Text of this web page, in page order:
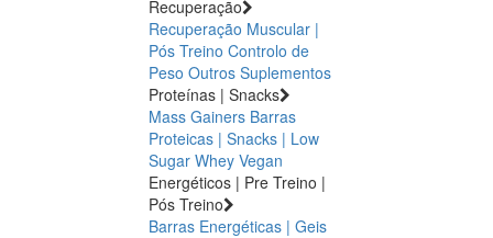
Recuperação
Recuperação Muscular |
Pós Treino Controlo de
Peso Outros Suplementos
Proteínas | Snacks
Mass Gainers Barras
Proteicas | Snacks | Low
Sugar Whey Vegan
Energéticos | Pre Treino |
Pós Treino
Barras Energéticas | Geis